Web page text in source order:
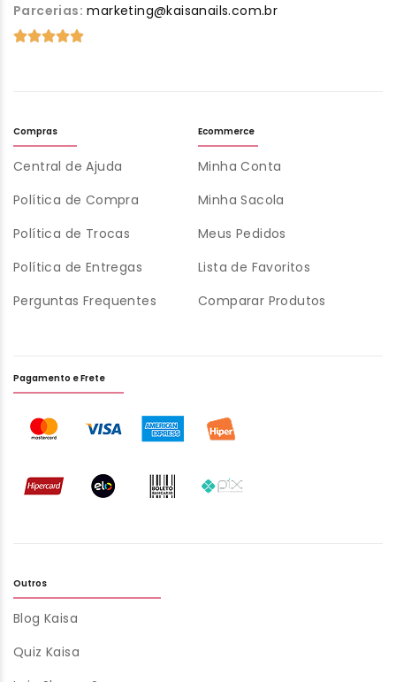
Parcerias: marketing@kaisanails.com.br
Compras
Central de Ajuda
Política de Compra
Política de Trocas
Política de Entregas
Perguntas Frequentes
Ecommerce
Minha Conta
Minha Sacola
Meus Pedidos
Lista de Favoritos
Comparar Produtos
Outros
Blog Kaisa
Quiz Kaisa
Pagamento e Frete